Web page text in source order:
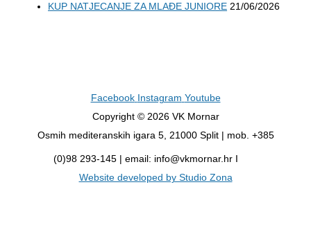
KUP NATJECANJE ZA MLAĐE JUNIORE 21/06/2026
Facebook Instagram Youtube
Copyright © 2026 VK Mornar
Osmih mediteranskih igara 5, 21000 Split | mob. +385
(0)98 293-145 | email: info@vkmornar.hr I
Website developed by Studio Zona